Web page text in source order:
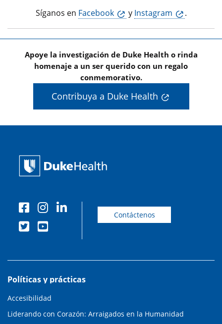
Síganos en Facebook y Instagram .
Apoye la investigación de Duke Health o rinda
homenaje a un ser querido con un regalo
conmemorativo.
Contribuya a Duke Health
Contáctenos
Políticas y prácticas
Accesibilidad
Liderando con Corazón: Arraigados en la Humanidad